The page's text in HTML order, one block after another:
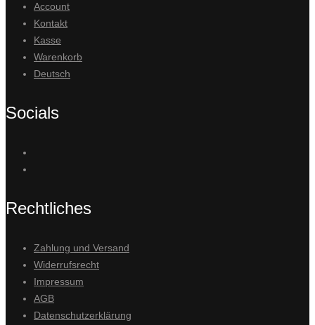
Account
Kontakt
Kasse
Warenkorb
Deutsch
Socials
Rechtliches
Zahlung und Versand
Widerrufsrecht
Impressum
AGB
Datenschutzerklärung